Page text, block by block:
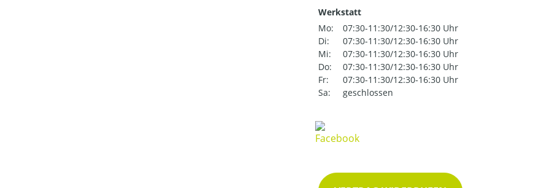
Werkstatt
Mo:
07:30-11:30/12:30-16:30 Uhr
Di:
07:30-11:30/12:30-16:30 Uhr
Mi:
07:30-11:30/12:30-16:30 Uhr
Do:
07:30-11:30/12:30-16:30 Uhr
Fr:
07:30-11:30/12:30-16:30 Uhr
Sa:
geschlossen